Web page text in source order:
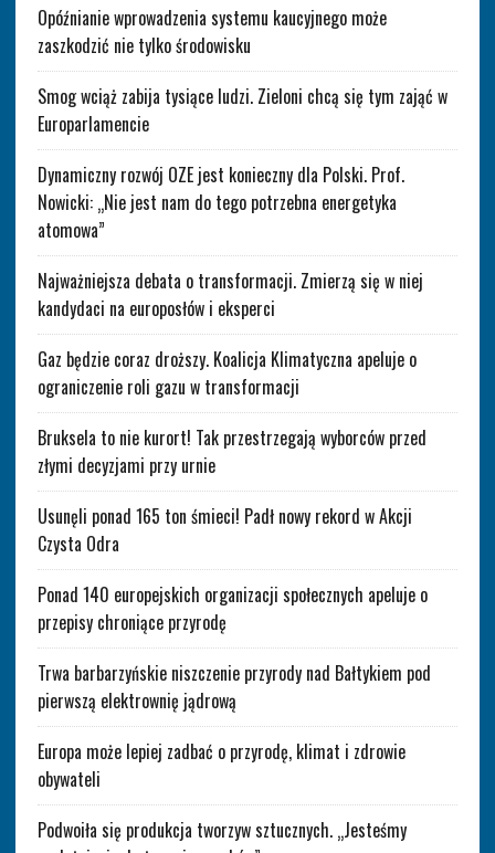
Opóźnianie wprowadzenia systemu kaucyjnego może
zaszkodzić nie tylko środowisku
Smog wciąż zabija tysiące ludzi. Zieloni chcą się tym zająć w
Europarlamencie
Dynamiczny rozwój OZE jest konieczny dla Polski. Prof.
Nowicki: „Nie jest nam do tego potrzebna energetyka
atomowa”
Najważniejsza debata o transformacji. Zmierzą się w niej
kandydaci na europosłów i eksperci
Gaz będzie coraz droższy. Koalicja Klimatyczna apeluje o
ograniczenie roli gazu w transformacji
Bruksela to nie kurort! Tak przestrzegają wyborców przed
złymi decyzjami przy urnie
Usunęli ponad 165 ton śmieci! Padł nowy rekord w Akcji
Czysta Odra
Ponad 140 europejskich organizacji społecznych apeluje o
przepisy chroniące przyrodę
Trwa barbarzyńskie niszczenie przyrody nad Bałtykiem pod
pierwszą elektrownię jądrową
Europa może lepiej zadbać o przyrodę, klimat i zdrowie
obywateli
Podwoiła się produkcja tworzyw sztucznych. „Jesteśmy